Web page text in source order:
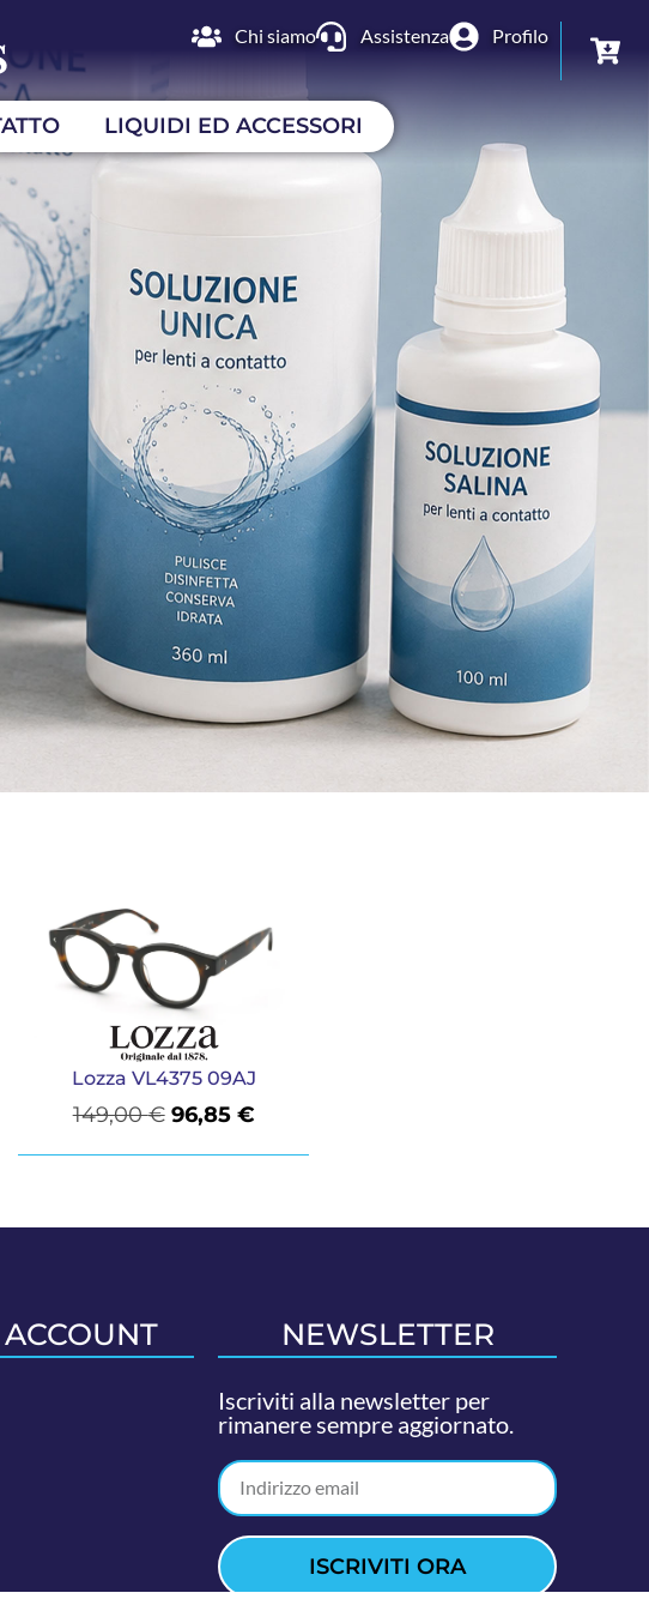
Chi siamo Assistenza Profilo
LIQUIDI ED ACCESSORI
Lozza VL4375 09AJ
149,00€ 96,85 €
NEWSLETTER
Iscriviti alla newsletter per
rimanere sempre aggiornato.
ISCRIVITI ORA